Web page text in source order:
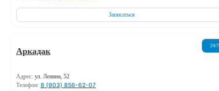
Записаться
Аркадак
24/7
Адрес: ул. Ленина, 52
Телефон: 8 (903) 856-62-07